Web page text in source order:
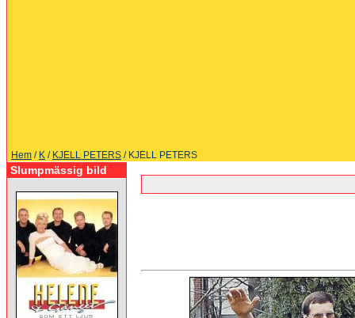
Hem / K / KJELL PETERS / KJELL PETERS
Slumpmässig bild